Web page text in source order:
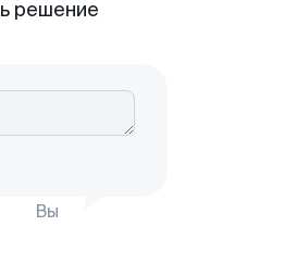
решение
Вы